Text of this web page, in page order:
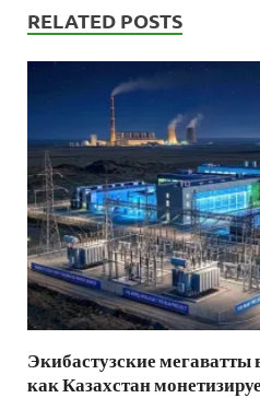
RELATED POSTS
Экибастузские
как Казахстан